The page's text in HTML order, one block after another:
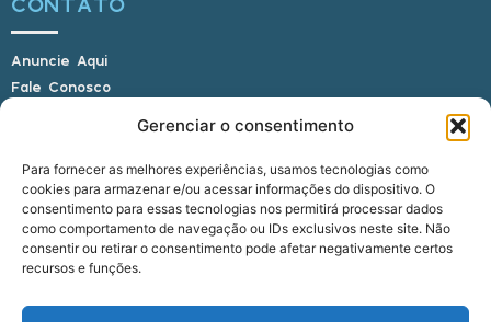
Gerenciar o consentimento
Para fornecer as melhores experiências, usamos tecnologias como
cookies para armazenar e/ou acessar informações do dispositivo. O
consentimento para essas tecnologias nos permitirá processar dados
como comportamento de navegação ou IDs exclusivos neste site. Não
consentir ou retirar o consentimento pode afetar negativamente certos
recursos e funções.
Anuncie Aqui
Fale Conosco
E-mail: alagoasbrasilnoticias@gmail.com
Telefone: (82) 9 9691-0391 (Whatsapp)
Responsável Técnico: Crysthyan Carlos
Rua do Sau - Centro - Anadia - AL - CEP: